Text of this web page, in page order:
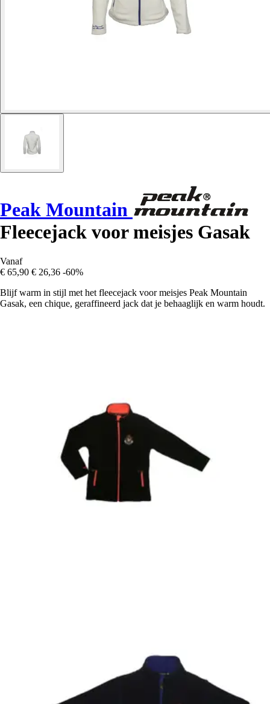
Peak Mountain
Fleecejack voor meisjes Gasak
Vanaf
€ 65,90 € 26,36 -60%
Blijf warm in stijl met het fleecejack voor meisjes Peak Mountain
Gasak, een chique, geraffineerd jack dat je behaaglijk en warm houdt.